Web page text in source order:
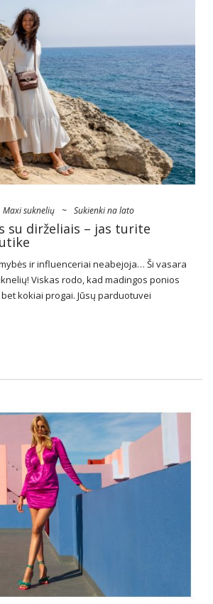
Maxi suknelių ~ Sukienki na lato
su dirželiais – jas turite
ir influenceriai neabejoja… Ši vasara
Viskas rodo, kad madingos ponios
kokiai progai. Jūsų parduotuvei
klientų. Jei …